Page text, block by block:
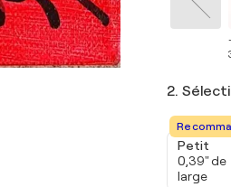
2.
Petit
0,39" de
large